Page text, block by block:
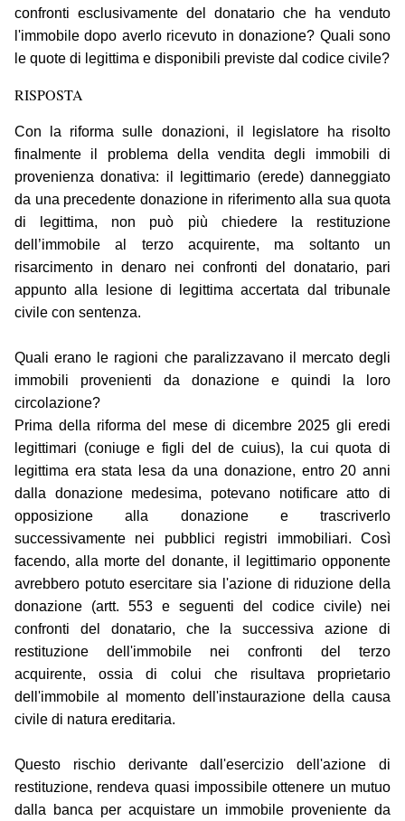
confronti esclusivamente del donatario che ha venduto
l'immobile dopo averlo ricevuto in donazione? Quali sono
le quote di legittima e disponibili previste dal codice civile?
RISPOSTA
Con la riforma sulle donazioni, il legislatore ha risolto
finalmente il problema della vendita degli immobili di
provenienza donativa: il legittimario (erede) danneggiato
da una precedente donazione in riferimento alla sua quota
di legittima, non può più chiedere la restituzione
dell’immobile al terzo acquirente, ma soltanto un
risarcimento in denaro nei confronti del donatario, pari
appunto alla lesione di legittima accertata dal tribunale
civile con sentenza.
Quali erano le ragioni che paralizzavano il mercato degli
immobili provenienti da donazione e quindi la loro
circolazione?
Prima della riforma del mese di dicembre 2025 gli eredi
legittimari (coniuge e figli del de cuius), la cui quota di
legittima era stata lesa da una donazione, entro 20 anni
dalla donazione medesima, potevano notificare atto di
opposizione alla donazione e trascriverlo
successivamente nei pubblici registri immobiliari. Così
facendo, alla morte del donante, il legittimario opponente
avrebbero potuto esercitare sia l'azione di riduzione della
donazione (artt. 553 e seguenti del codice civile) nei
confronti del donatario, che la successiva azione di
restituzione dell'immobile nei confronti del terzo
acquirente, ossia di colui che risultava proprietario
dell'immobile al momento dell'instaurazione della causa
civile di natura ereditaria.
Questo rischio derivante dall'esercizio dell'azione di
restituzione, rendeva quasi impossibile ottenere un mutuo
dalla banca per acquistare un immobile proveniente da